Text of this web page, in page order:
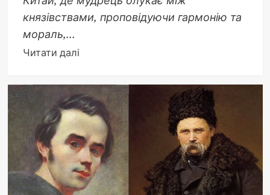
князівствами, проповідуючи гармонію та
мораль,...
Читати даліДокладніше
Як
називали
Конфуція:
імена
та
титули
в
історії